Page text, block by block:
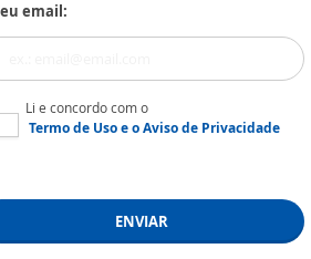
email:
Li e concordo com o
Termo de Usoe oAviso de Privacidade
ENVIAR